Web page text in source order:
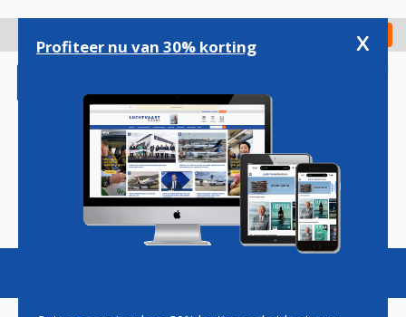
gaan
Check in
Magazine Podcasts Vacatures
Profiteer nu van 30% korting x